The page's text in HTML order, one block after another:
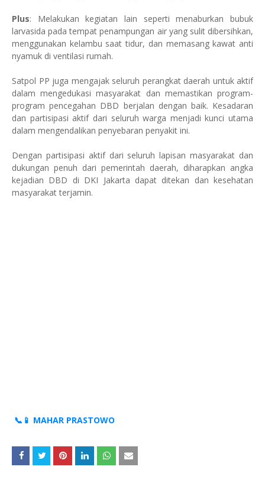
Plus: Melakukan kegiatan lain seperti menaburkan bubuk
larvasida pada tempat penampungan air yang sulit dibersihkan,
menggunakan kelambu saat tidur, dan memasang kawat anti
nyamuk di ventilasi rumah.
Satpol PP juga mengajak seluruh perangkat daerah untuk aktif
dalam mengedukasi masyarakat dan memastikan program-
program pencegahan DBD berjalan dengan baik. Kesadaran
dan partisipasi aktif dari seluruh warga menjadi kunci utama
dalam mengendalikan penyebaran penyakit ini.
Dengan partisipasi aktif dari seluruh lapisan masyarakat dan
dukungan penuh dari pemerintah daerah, diharapkan angka
kejadian DBD di DKI Jakarta dapat ditekan dan kesehatan
masyarakat terjamin.
📞📱 MAHAR PRASTOWO